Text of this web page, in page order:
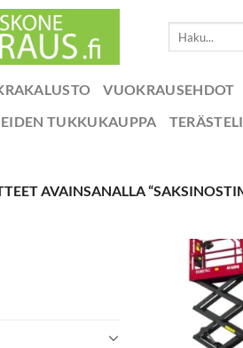
VUOKRAUSEHDOT
TUKKUKAUPPA
AVAINSANALLA